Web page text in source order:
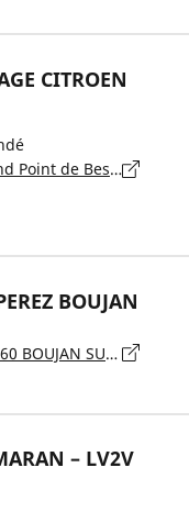
CITROEN
ZAC de Montimaran Rond Point de Bessan, 34535 BEZIERS
BOUJAN
15 ZAC le Monestie, 34760 BOUJAN SUR LIBRON
– LV2V